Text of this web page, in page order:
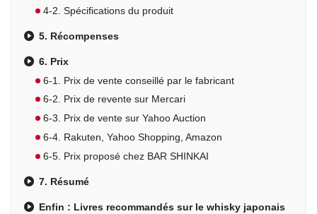
4-2. Spécifications du produit
5. Récompenses
6. Prix
6-1. Prix de vente conseillé par le fabricant
6-2. Prix de revente sur Mercari
6-3. Prix de vente sur Yahoo Auction
6-4. Rakuten, Yahoo Shopping, Amazon
6-5. Prix proposé chez BAR SHINKAI
7. Résumé
Enfin : Livres recommandés sur le whisky japonais